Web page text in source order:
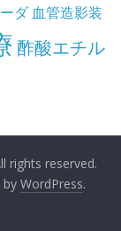
ダ 血管造影装
酢酸エチル
rights reserved.
by WordPress.